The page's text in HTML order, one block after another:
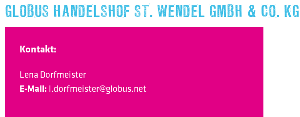
GLOBUS HANDELSHOF ST. WENDEL GMBH & CO. KG
Kontakt:
Lena Dorfmeister
E-Mail: l.dorfmeister@globus.net